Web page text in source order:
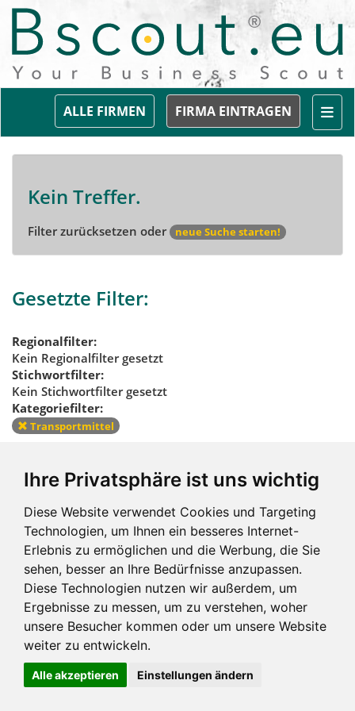
Ihre Privatsphäre ist uns wichtig
Diese Website verwendet Cookies und Targeting
Technologien, um Ihnen ein besseres Internet-
Erlebnis zu ermöglichen und die Werbung, die Sie
sehen, besser an Ihre Bedürfnisse anzupassen.
Diese Technologien nutzen wir außerdem, um
Ergebnisse zu messen, um zu verstehen, woher
unsere Besucher kommen oder um unsere Website
weiter zu entwickeln.
Alle akzeptieren Einstellungen ändern
FIRMA EINTRAGEN
ALLE FIRMEN
Kein Treffer.
Filter zurücksetzen oder neue Suche starten!
Gesetzte Filter:
Regionalfilter:
Kein Regionalfilter gesetzt
Stichwortfilter:
Kein Stichwortfilter gesetzt
Kategoriefilter:
Transportmittel
Kategoriefilter
zurücksetzen
Impressum und mehr